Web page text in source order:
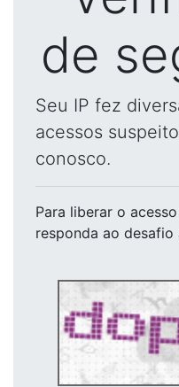
de
Seu IP fez
acessos
conosco.
Para liberar o acesso
responda ao desafio